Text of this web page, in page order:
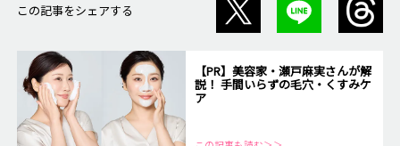
この記事をシェアする
【PR】美容家・瀬戸麻実さんが解
説！ 手間いらずの毛穴・くすみケ
ア